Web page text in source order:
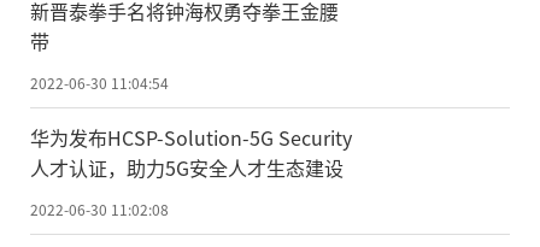
新晋泰拳手名将钟海权勇夺拳王金腰
带
2022-06-30 11:04:54
华为发布HCSP-Solution-5G Security
人才认证，助力5G安全人才生态建设
2022-06-30 11:02:08